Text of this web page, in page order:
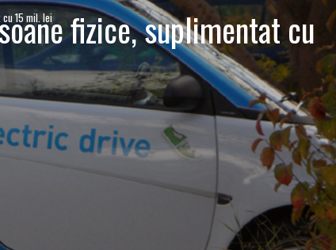
15 mil. lei
fizice, suplimentat cu